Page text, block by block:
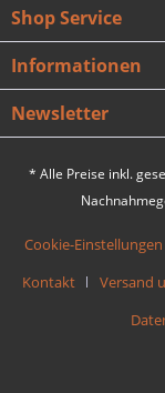
Shop Service
Informationen
Newsletter
* Alle Preise inkl.
Cookie-Einstellungen
Kontakt
Versand